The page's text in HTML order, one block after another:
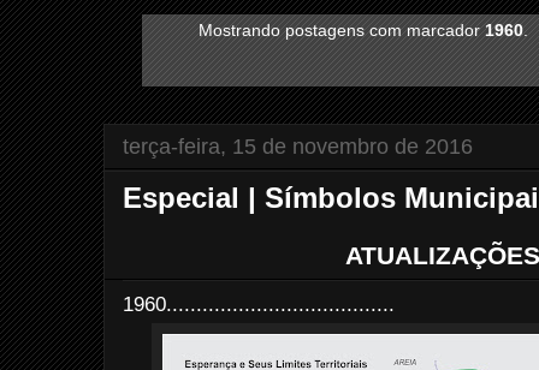
Mostrando postagens com marcador1960.
terça-feira, 15 de novembro de 2016
Especial | Símbolos
1960......................................